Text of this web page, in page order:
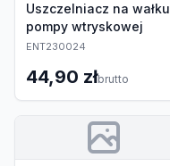
Uszczelniacz na wałku
pompy wtryskowej
ENT230024
44,90 złbrutto